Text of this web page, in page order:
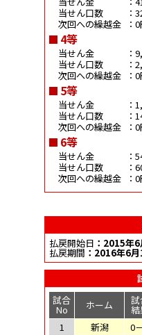
当せん口数
：
次回への繰越金
：
4等
当せん金
：
当せん口数
：
次回への繰越金
：
5等
当せん金
：
当せん口数
：
次回への繰越金
：
6等
当せん金
：
当せん口数
：
次回への繰越金
：
払戻開始日 ：2015年
払戻期間 ：2016年6
試合
No ホーム 試
1
新潟 0